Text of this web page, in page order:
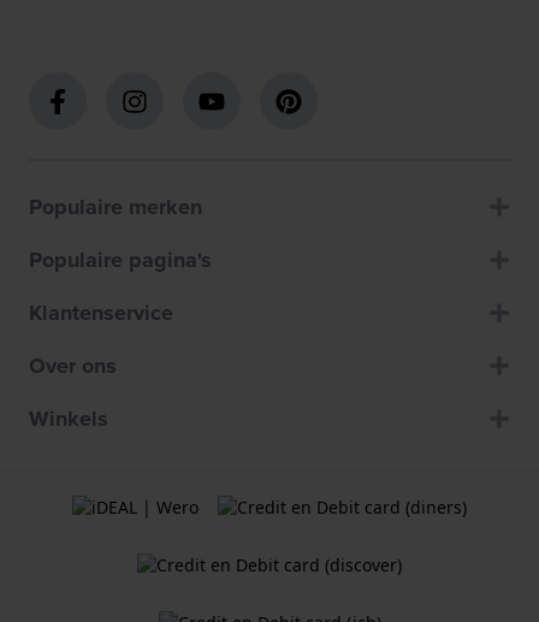
Populaire merken
Populaire pagina's
Klantenservice
Over ons
Winkels